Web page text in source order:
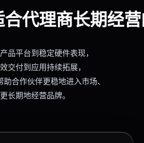
合代理商长期经营
产品平台到稳定硬件表现，
交付到应用持续拓展，
助合作伙伴更稳地进入市场、
更长期地经营品牌。